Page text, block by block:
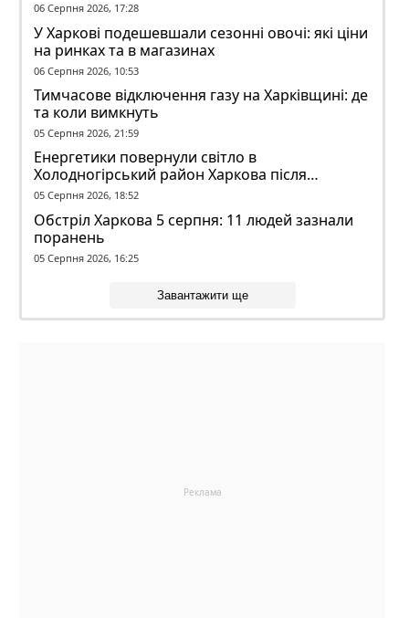
06 Серпня 2026, 17:28
У Харкові подешевшали сезонні овочі: які ціни
на ринках та в магазинах
06 Серпня 2026, 10:53
Тимчасове відключення газу на Харківщині: де
та коли вимкнуть
05 Серпня 2026, 21:59
Енергетики повернули світло в
Холодногірський район Харкова після
ворожого обстрілу
05 Серпня 2026, 18:52
Обстріл Харкова 5 серпня: 11 людей зазнали
поранень
05 Серпня 2026, 16:25
Завантажити ще